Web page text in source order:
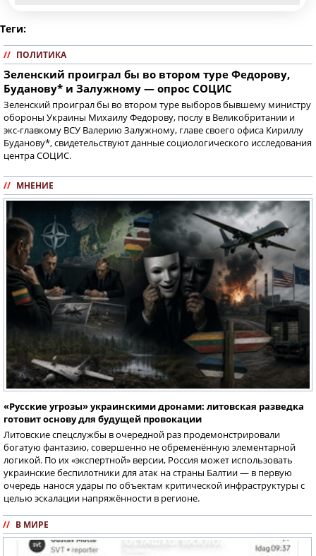
Теги:
// ПОЛИТИКА
Зеленский проиграл бы во втором туре Федорову,
Буданову* и Залужному — опрос СОЦИС
Зеленский проиграл бы во втором туре выборов бывшему министру
обороны Украины Михаилу Федорову, послу в Великобритании и
экс-главкому ВСУ Валерию Залужному, главе своего офиса Кириллу
Буданову*, свидетельствуют данные социологического исследования
центра СОЦИС.
// МНЕНИЕ
«Русские угрозы» украинскими дронами: литовская разведка
готовит основу для будущей провокации
Литовские спецслужбы в очередной раз продемонстрировали
богатую фантазию, совершенно не обременённую элементарной
логикой. По их «экспертной» версии, Россия может использовать
украинские беспилотники для атак на страны Балтии — в первую
очередь нанося удары по объектам критической инфраструктуры с
целью эскалации напряжённости в регионе.
// В МИРЕ